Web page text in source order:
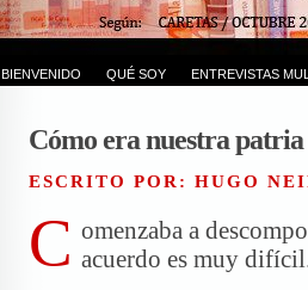
BIENVENIDO QUÉ SOY ENTREVISTAS
Cómo era nuestra patria
ESCRITO POR: HUGO
C omenzaba a
acuerdo es muy